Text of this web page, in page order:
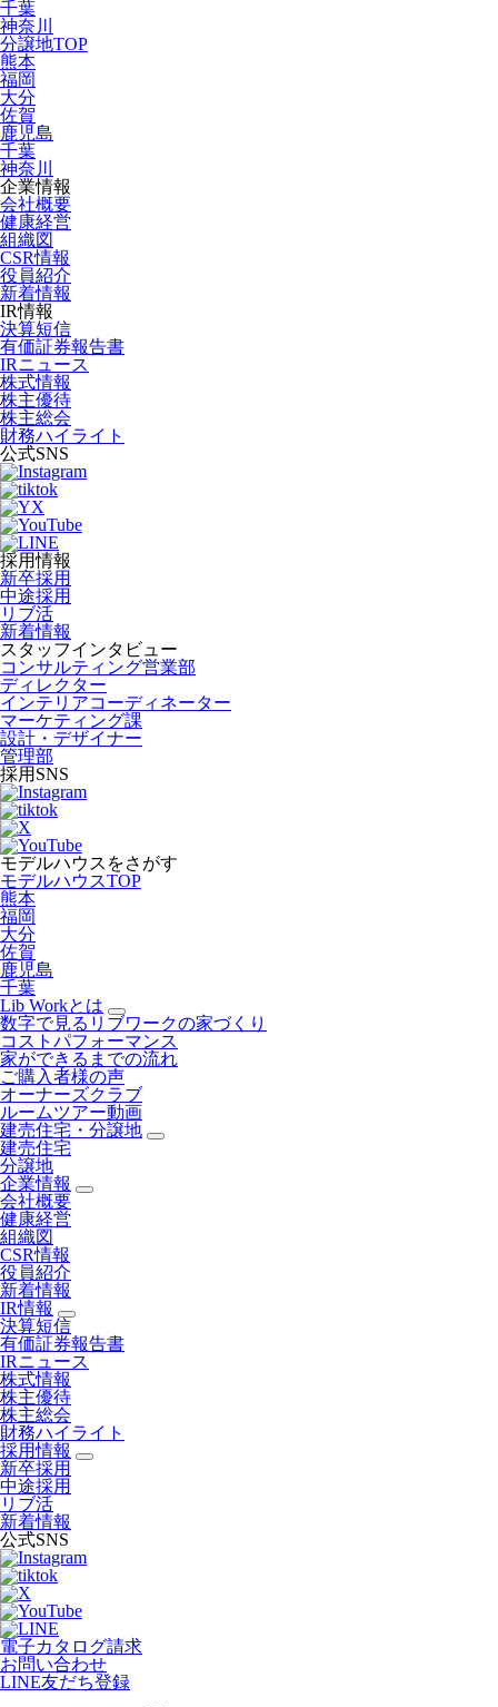
千葉
神奈川
分譲地TOP
熊本
福岡
大分
佐賀
鹿児島
千葉
神奈川
企業情報
会社概要
健康経営
組織図
CSR情報
役員紹介
新着情報
IR情報
決算短信
有価証券報告書
IRニュース
株式情報
株主優待
株主総会
財務ハイライト
公式SNS
採用情報
新卒採用
中途採用
リブ活
新着情報
スタッフインタビュー
コンサルティング営業部
ディレクター
インテリアコーディネーター
マーケティング課
設計・デザイナー
管理部
採用SNS
モデルハウスをさがす
モデルハウスTOP
熊本
福岡
大分
佐賀
鹿児島
千葉
Lib Workとは
数字で見るリブワークの家づくり
コストパフォーマンス
家ができるまでの流れ
ご購入者様の声
オーナーズクラブ
ルームツアー動画
建売住宅・分譲地
建売住宅
分譲地
企業情報
会社概要
健康経営
組織図
CSR情報
役員紹介
新着情報
IR情報
決算短信
有価証券報告書
IRニュース
株式情報
株主優待
株主総会
財務ハイライト
採用情報
新卒採用
中途採用
リブ活
新着情報
公式SNS
電子カタログ請求
お問い合わせ
LINE友だち登録